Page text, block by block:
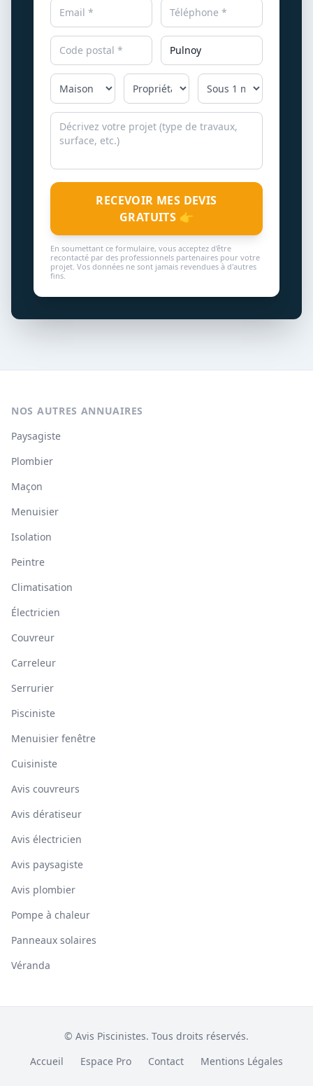
RECEVOIR MES DEVIS
GRATUITS 👉
En soumettant ce formulaire, vous acceptez d'être
recontacté par des professionnels partenaires pour votre
projet. Vos données ne sont jamais revendues à d'autres
fins.
NOS AUTRES ANNUAIRES
Paysagiste
Plombier
Maçon
Menuisier
Isolation
Peintre
Climatisation
Électricien
Couvreur
Carreleur
Serrurier
Pisciniste
Menuisier fenêtre
Cuisiniste
Avis couvreurs
Avis dératiseur
Avis électricien
Avis paysagiste
Avis plombier
Pompe à chaleur
Panneaux solaires
Véranda
© Avis Piscinistes. Tous droits réservés.
Accueil
Espace Pro Contact Mentions Légales